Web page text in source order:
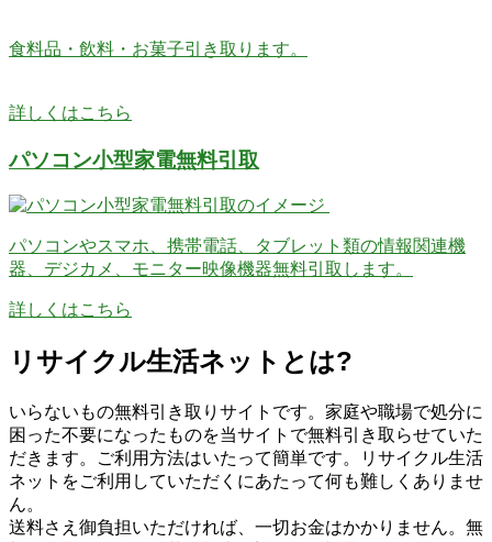
食料品・飲料・お菓子引き取ります。
詳しくはこちら
パソコン小型家電無料引取
パソコンやスマホ、携帯電話、タブレット類の情報関連機
器、デジカメ、モニター映像機器無料引取します。
詳しくはこちら
リサイクル生活ネットとは?
いらないもの無料引き取りサイトです。家庭や職場で処分に
困った不要になったものを当サイトで無料引き取らせていた
だきます。ご利用方法はいたって簡単です。リサイクル生活
ネットをご利用していただくにあたって何も難しくありませ
ん。
送料さえ御負担いただければ、一切お金はかかりません。無